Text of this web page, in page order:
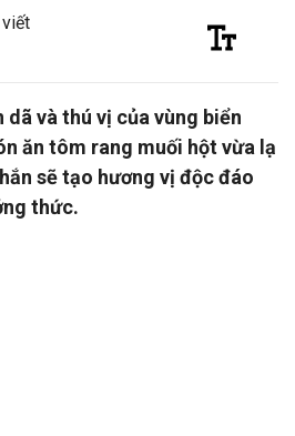
và thú vị của vùng biển
ăn tôm rang muối hột vừa lạ
sẽ tạo hương vị độc đáo
thức.